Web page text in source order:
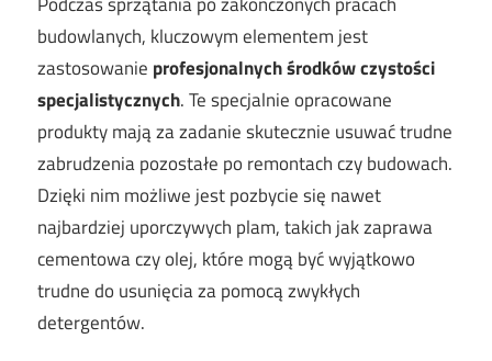
budowlanych, kluczowym elementem jest
zastosowanie profesjonalnych środków czystości
specjalistycznych. Te specjalnie opracowane
produkty mają za zadanie skutecznie usuwać trudne
zabrudzenia pozostałe po remontach czy budowach.
Dzięki nim możliwe jest pozbycie się nawet
najbardziej uporczywych plam, takich jak zaprawa
cementowa czy olej, które mogą być wyjątkowo
trudne do usunięcia za pomocą zwykłych
detergentów.